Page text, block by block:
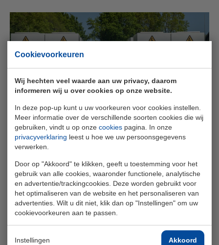
Cookievoorkeuren
Wij hechten veel waarde aan uw privacy, daarom
informeren wij u over cookies op onze website.
In deze pop-up kunt u uw voorkeuren voor cookies instellen.
Meer informatie over de verschillende soorten cookies die wij
gebruiken, vindt u op onze cookies pagina. In onze
privacyverklaring leest u hoe we uw persoonsgegevens
verwerken.
Door op "Akkoord" te klikken, geeft u toestemming voor het
gebruik van alle cookies, waaronder functionele, analytische
en advertentie/trackingcookies. Deze worden gebruikt voor
het optimaliseren van de website en het personaliseren van
advertenties. Wilt u dit niet, klik dan op "Instellingen" om uw
cookievoorkeuren aan te passen.
Instellingen Akkoord
regie op energie met ELINEX
Lees meer
Gebroeders Kos oogst meer grip op
energie met batterijopslag van
ELINEX